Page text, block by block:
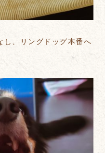
し、リングドッグ本番へ